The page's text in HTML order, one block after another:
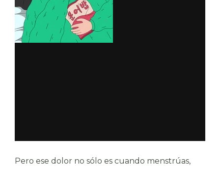
Pero ese dolor no sólo es cuando menstrúas,